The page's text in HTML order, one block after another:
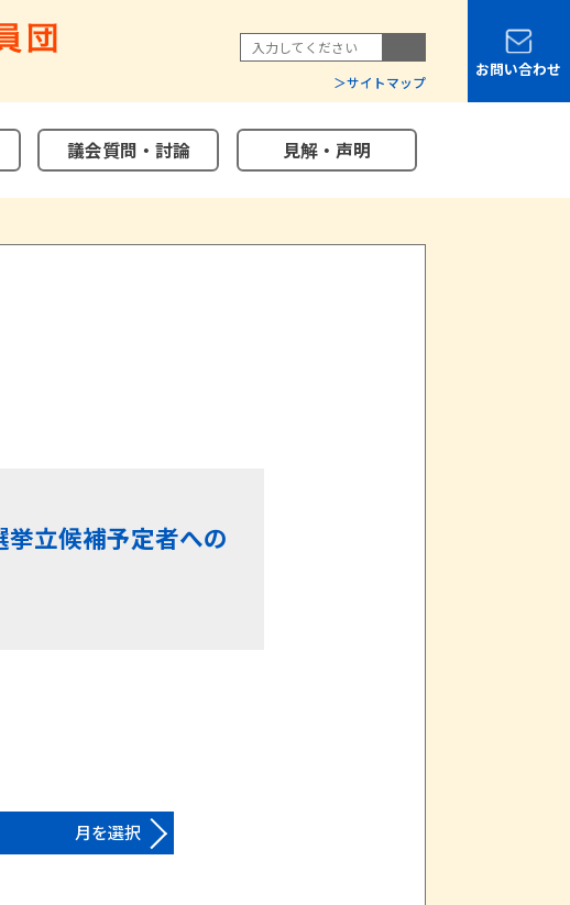
サイトマップ
議会質問・討論 見解・声明
お問い合わせ
挙立候補予定者への
月を選択